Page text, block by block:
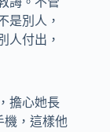
是別人，
人付出，
擔心她長
機，這樣他